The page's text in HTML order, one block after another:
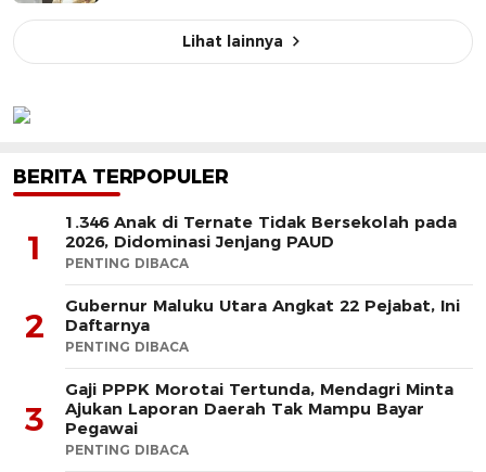
Lihat lainnya
BERITA TERPOPULER
1
1.346 Anak di Ternate Tidak Bersekolah pada
2026, Didominasi Jenjang PAUD
PENTING DIBACA
2
Gubernur Maluku Utara Angkat 22 Pejabat, Ini
Daftarnya
PENTING DIBACA
3
Gaji PPPK Morotai Tertunda, Mendagri Minta
Ajukan Laporan Daerah Tak Mampu Bayar
Pegawai
PENTING DIBACA